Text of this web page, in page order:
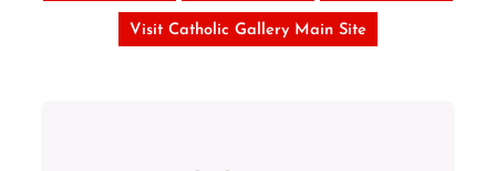
Visit Catholic Gallery Main Site